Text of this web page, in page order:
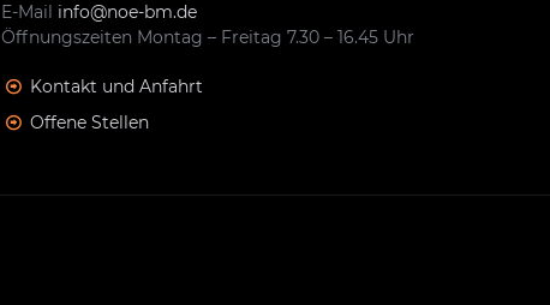
E-Mail info@noe-bm.de
Öffnungszeiten Montag – Freitag 7.30 – 16.45 Uhr
Kontakt und Anfahrt
Offene Stellen